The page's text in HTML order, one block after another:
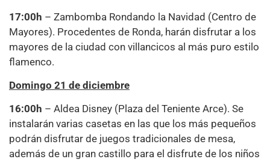
17:00h – Zambomba Rondando la Navidad (Centro de
Mayores). Procedentes de Ronda, harán disfrutar a los
mayores de la ciudad con villancicos al más puro estilo
flamenco.
Domingo 21 de diciembre
16:00h – Aldea Disney (Plaza del Teniente Arce). Se
instalarán varias casetas en las que los más pequeños
podrán disfrutar de juegos tradicionales de mesa,
además de un gran castillo para el disfrute de los niños